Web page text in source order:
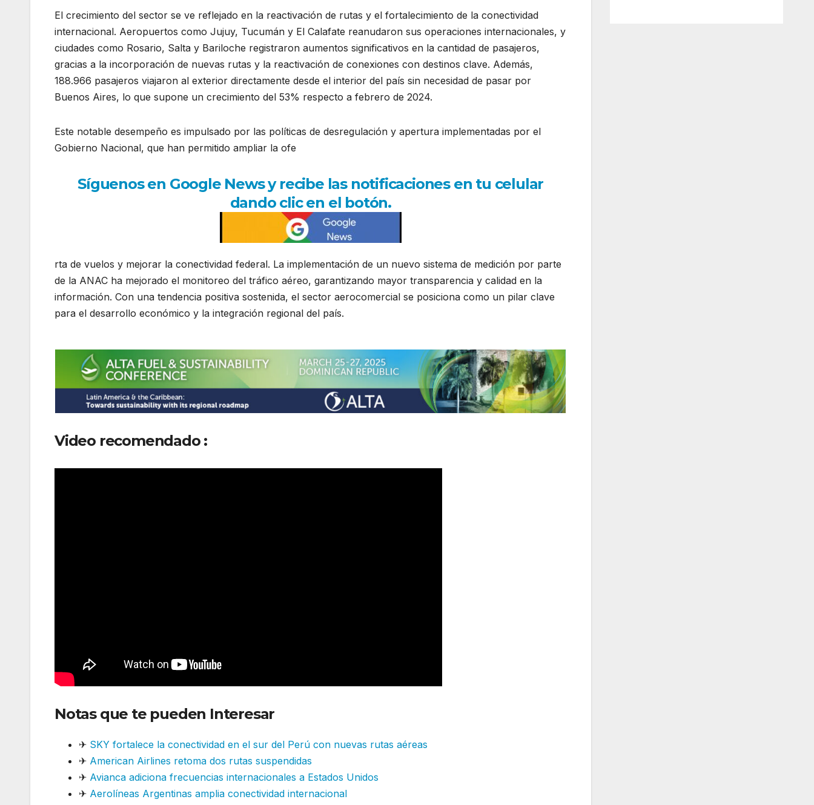
El crecimiento del sector se ve reflejado en la reactivación de rutas y el fortalecimiento de la conectividad
internacional. Aeropuertos como Jujuy, Tucumán y El Calafate reanudaron sus operaciones internacionales, y
ciudades como Rosario, Salta y Bariloche registraron aumentos significativos en la cantidad de pasajeros,
gracias a la incorporación de nuevas rutas y la reactivación de conexiones con destinos clave. Además,
188.966 pasajeros viajaron al exterior directamente desde el interior del país sin necesidad de pasar por
Buenos Aires, lo que supone un crecimiento del 53% respecto a febrero de 2024.
Este notable desempeño es impulsado por las políticas de desregulación y apertura implementadas por el
Gobierno Nacional, que han permitido ampliar la ofe
Síguenos en Google News y recibe las notificaciones en tu celular
dando clic en el botón.
rta de vuelos y mejorar la conectividad federal. La implementación de un nuevo sistema de medición por parte
de la ANAC ha mejorado el monitoreo del tráfico aéreo, garantizando mayor transparencia y calidad en la
información. Con una tendencia positiva sostenida, el sector aerocomercial se posiciona como un pilar clave
para el desarrollo económico y la integración regional del país.
Video recomendado :
Notas que te pueden Interesar
✈ SKY fortalece la conectividad en el sur del Perú con nuevas rutas aéreas
✈ American Airlines retoma dos rutas suspendidas
✈ Avianca adiciona frecuencias internacionales a Estados Unidos
✈ Aerolíneas Argentinas amplia conectividad internacional